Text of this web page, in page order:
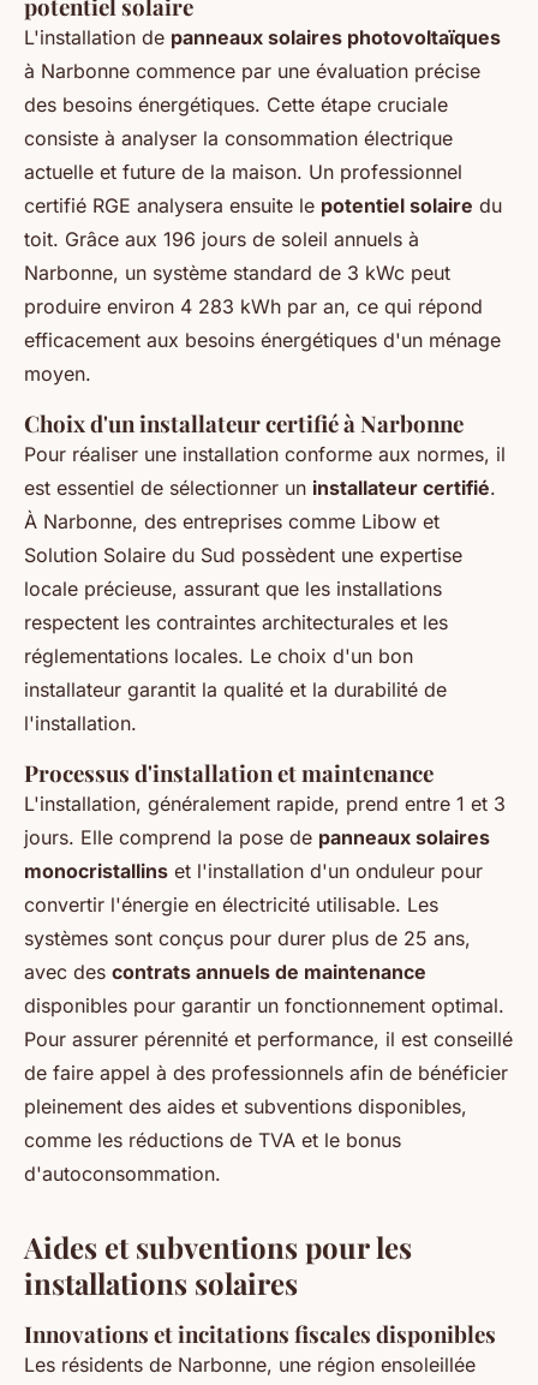
potentiel solaire
L'installation de panneaux solaires photovoltaïques
à Narbonne commence par une évaluation précise
des besoins énergétiques. Cette étape cruciale
consiste à analyser la consommation électrique
actuelle et future de la maison. Un professionnel
certifié RGE analysera ensuite le potentiel solaire du
toit. Grâce aux 196 jours de soleil annuels à
Narbonne, un système standard de 3 kWc peut
produire environ 4 283 kWh par an, ce qui répond
efficacement aux besoins énergétiques d'un ménage
moyen.
Choix d'un installateur certifié à Narbonne
Pour réaliser une installation conforme aux normes, il
est essentiel de sélectionner un installateur certifié.
À Narbonne, des entreprises comme Libow et
Solution Solaire du Sud possèdent une expertise
locale précieuse, assurant que les installations
respectent les contraintes architecturales et les
réglementations locales. Le choix d'un bon
installateur garantit la qualité et la durabilité de
l'installation.
Processus d'installation et maintenance
L'installation, généralement rapide, prend entre 1 et 3
jours. Elle comprend la pose de panneaux solaires
monocristallins et l'installation d'un onduleur pour
convertir l'énergie en électricité utilisable. Les
systèmes sont conçus pour durer plus de 25 ans,
avec des contrats annuels de maintenance
disponibles pour garantir un fonctionnement optimal.
Pour assurer pérennité et performance, il est conseillé
de faire appel à des professionnels afin de bénéficier
pleinement des aides et subventions disponibles,
comme les réductions de TVA et le bonus
d'autoconsommation.
Aides et subventions pour les
installations solaires
Innovations et incitations fiscales disponibles
Les résidents de Narbonne, une région ensoleillée